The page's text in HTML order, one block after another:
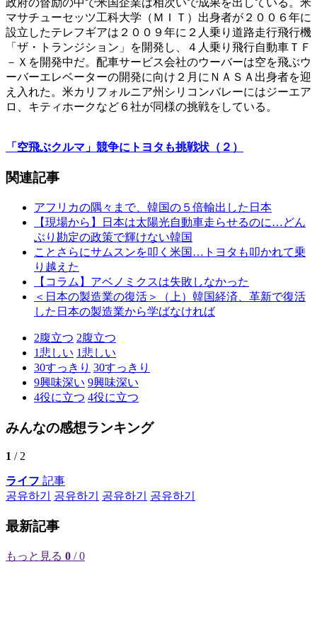
政府の督励の中で米国企業は相次いで成果を出している。米
マサチューセッツ工科大学（ＭＩＴ）出身者が２００６年に
設立したテレフギアは２００９年に２人乗り道路走行飛行機
「ザ・トランジション」を開発し、４人乗り飛行自動車ＴＦ
－Ｘを開発中だ。配車サービス会社のウーバーは空を飛ぶウ
ーバーエレベーターの開発に向け２月にＮＡＳＡ出身者を迎
え入れた。米カリフォルニア州シリコンバレーにはジーエア
ロ、キティホークなど６社が同様の挑戦をしている。
「空飛ぶクルマ」競争にトヨタも挑戦状（２）
関連記事
アフリカの隅々まで、韓国の５倍輸出した日本
【現場から】日本は太陽光自動車走らせるのに…どん
ぶり勘定の政策で輝けない韓国
ことさらにサムスンを叩く米国…トヨタも叩かれて乗
り越えた
【コラム】アベノミクスは失敗しなかった
＜日本の製造業の復活＞（上）韓国経済、革新で復活
した日本の製造業から学ばなければ
2腹立つ 2腹立つ
1悲しい 1悲しい
30すっきり 30すっきり
9興味深い 9興味深い
4役に立つ 4役に立つ
みんなの感想ランキング
1 / 2
ライフ 記事
공유하기
공유하기 공유하기 공유하기
最新記事
もっと見る 0 / 0